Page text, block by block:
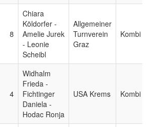
8
Chiara
Köldorfer -
Amelie Jurek
- Leonie
Scheibl
Allgemeiner
Turnverein
Graz
Kombi
4
Widhalm
Frieda -
Fichtinger
Daniela -
Hodac Ronja
USA Krems Kombi